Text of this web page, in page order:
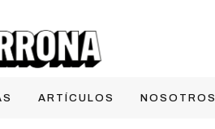
ARTÍCULOS NOSOTROS